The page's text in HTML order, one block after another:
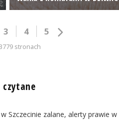
3 4 5
stronach
czytane
Szczecinie zalane, alerty prawie w